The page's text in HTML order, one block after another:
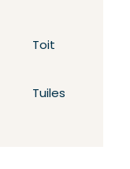
Toit
Tuiles